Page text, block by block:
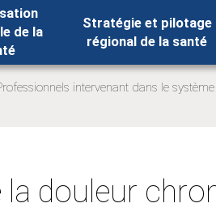
de la
Stratégie et pilotage
régional de la santé
intervenant dans le
la douleur